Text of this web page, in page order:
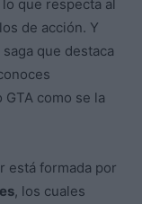
que respecta al
de acción. Y
que destaca
GTA como se la
está formada por
, los cuales